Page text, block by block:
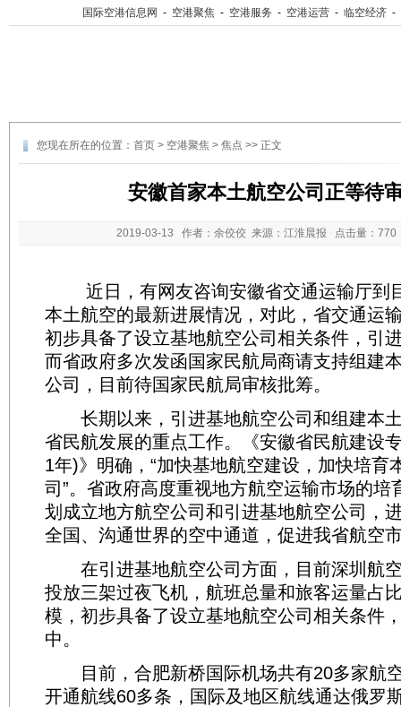
国际空港信息网 - 空港聚焦 - 空港服务 - 空港运营 - 临空经济 -
您现在所在的位置： 首页 > 空港聚焦 > 焦点 >> 正文
安徽首家本土航空公司正等待
2019-03-13 作者：余佼佼 来源：江淮晨报 点击量：
近日，有网友咨询安徽省交通运输厅到
本土航空的最新进展情况，对此，省交通运
初步具备了设立基地航空公司相关条件，引
而省政府多次发函国家民航局商请支持组建
公司，目前待国家民航局审核批筹。
长期以来，引进基地航空公司和组建本
省民航发展的重点工作。《安徽省民航建设
1年)》明确，“加快基地航空建设，加快培育
司”。省政府高度重视地方航空运输市场的培
划成立地方航空公司和引进基地航空公司，
全国、沟通世界的空中通道，促进我省航空
在引进基地航空公司方面，目前深圳航
投放三架过夜飞机，航班总量和旅客运量占
模，初步具备了设立基地航空公司相关条件
中。
目前，合肥新桥国际机场共有20多家航
开通航线60多条，国际及地区航线通达俄罗